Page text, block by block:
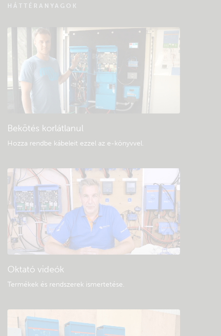
VRM távfelügyelet – Kérdések és válaszok
Keressen a közösség tudásbázisában
Általános letöltések és dokumentáció
HÁTTÉRANYAGOK
Bekötés korlátlanul
Hozza rendbe kábeleit ezzel az e-könyvvel.
Oktató videók
Termékek és rendszerek ismertetése.